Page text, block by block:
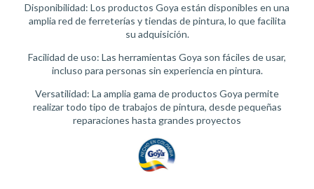
Disponibilidad: Los productos Goya están disponibles en una
amplia red de ferreterías y tiendas de pintura, lo que facilita
su adquisición.
Facilidad de uso: Las herramientas Goya son fáciles de usar,
incluso para personas sin experiencia en pintura.
Versatilidad: La amplia gama de productos Goya permite
realizar todo tipo de trabajos de pintura, desde pequeñas
reparaciones hasta grandes proyectos